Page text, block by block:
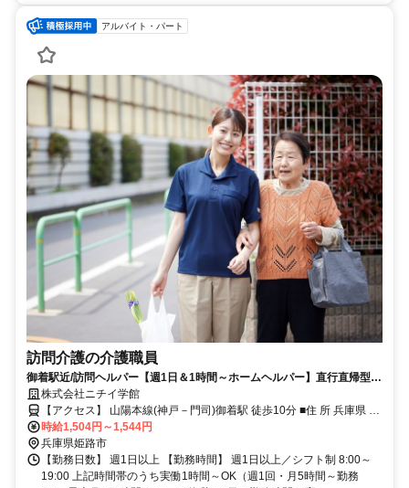
アルバイト・パート
訪問介護の介護職員
御着駅近/訪問ヘルパー【週1日＆1時間～ホームヘルパー】直行直帰型の
お仕事♪空いてる時間を活用して働きませんか？
株式会社ニチイ学館
【アクセス】 山陽本線(神戸－門司)御着駅 徒歩10分 ■住 所 兵庫県 姫
路市 御国野町国分寺596-1すますﾋﾞﾙ1階 ■アクセス 山陽本線(神戸－
門司)御着駅 徒歩10分
時給1,504円～1,544円
兵庫県姫路市
【勤務日数】 週1日以上 【勤務時間】 週1日以上／シフト制 8:00～
19:00 上記時間帯のうち実働1時間～OK（週1回・月5時間～勤務